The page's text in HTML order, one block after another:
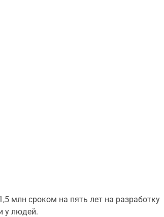
млн сроком на пять лет на разработку
у людей.